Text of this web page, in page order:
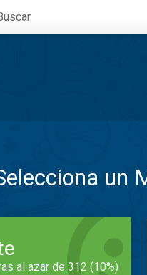
un
al azar de 312 (10%)